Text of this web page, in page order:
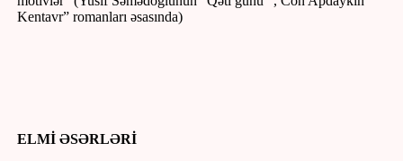
Kentavr” romanları əsasında)
ELMİ ƏSƏRLƏRİ